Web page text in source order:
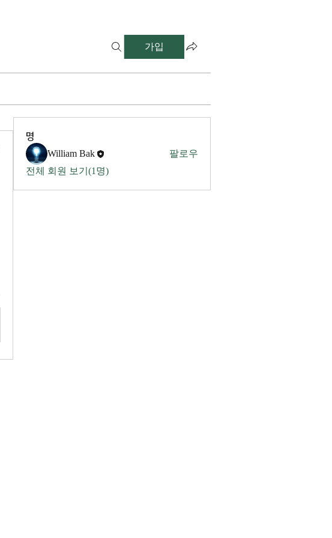
가입
명
William Bak
팔로우
전체 회원 보기(1명)